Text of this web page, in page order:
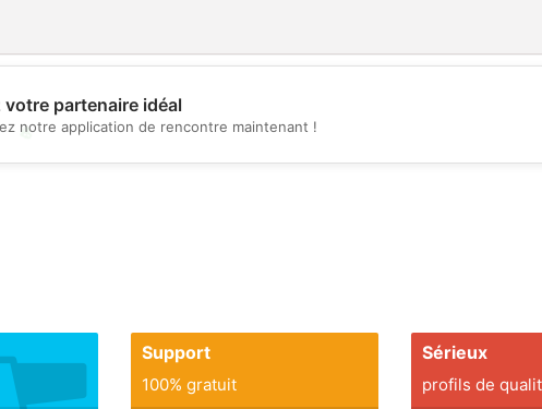
💖
votre partenaire idéal
notre application de rencontre maintenant !
Support
100% gratuit
Sérieux
profils de